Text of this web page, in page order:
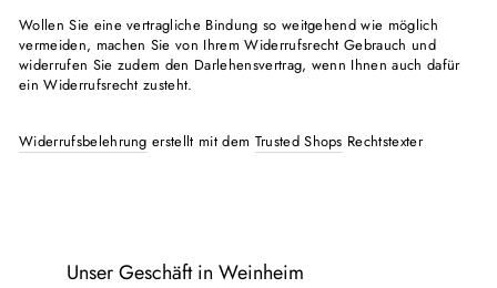
Wollen Sie eine vertragliche Bindung so weitgehend wie möglich
vermeiden, machen Sie von Ihrem Widerrufsrecht Gebrauch und
widerrufen Sie zudem den Darlehensvertrag, wenn Ihnen auch dafür
ein Widerrufsrecht zusteht.
Widerrufsbelehrung erstellt mit dem Trusted Shops Rechtstexter
Unser Geschäft in Weinheim